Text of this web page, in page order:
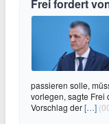
Frei fordert
passieren solle,
vorlegen, sagte Frei
Vorschlag der[…]